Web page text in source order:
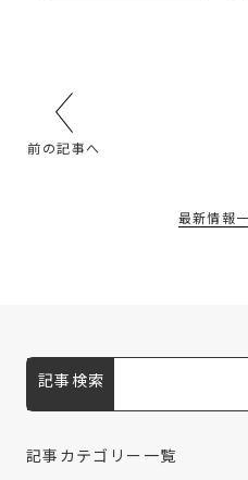
前の記事へ
最新情報
記事検索
記事カテゴリー一覧